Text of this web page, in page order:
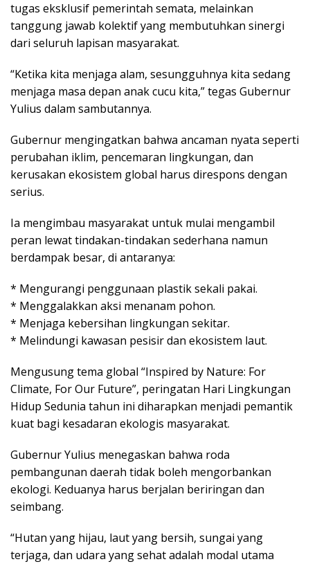
tugas eksklusif pemerintah semata, melainkan
tanggung jawab kolektif yang membutuhkan sinergi
dari seluruh lapisan masyarakat.
“Ketika kita menjaga alam, sesungguhnya kita sedang
menjaga masa depan anak cucu kita,” tegas Gubernur
Yulius dalam sambutannya.
Gubernur mengingatkan bahwa ancaman nyata seperti
perubahan iklim, pencemaran lingkungan, dan
kerusakan ekosistem global harus direspons dengan
serius.
Ia mengimbau masyarakat untuk mulai mengambil
peran lewat tindakan-tindakan sederhana namun
berdampak besar, di antaranya:
* Mengurangi penggunaan plastik sekali pakai.
* Menggalakkan aksi menanam pohon.
* Menjaga kebersihan lingkungan sekitar.
* Melindungi kawasan pesisir dan ekosistem laut.
Mengusung tema global “Inspired by Nature: For
Climate, For Our Future”, peringatan Hari Lingkungan
Hidup Sedunia tahun ini diharapkan menjadi pemantik
kuat bagi kesadaran ekologis masyarakat.
Gubernur Yulius menegaskan bahwa roda
pembangunan daerah tidak boleh mengorbankan
ekologi. Keduanya harus berjalan beriringan dan
seimbang.
“Hutan yang hijau, laut yang bersih, sungai yang
terjaga, dan udara yang sehat adalah modal utama